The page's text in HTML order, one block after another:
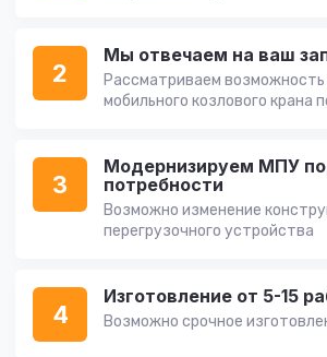
2
Мы отвечаем на ваш
Рассматриваем возможность
мобильного козлового крана
3
Модернизируем МПУ
потребности
Возможно изменение
перегрузочного устройства
4
Изготовление от 5-15
Возможно срочное